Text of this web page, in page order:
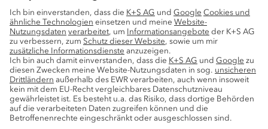
Nachhaltigkeit
Service
Pressekontakte
K+S-Newsletter